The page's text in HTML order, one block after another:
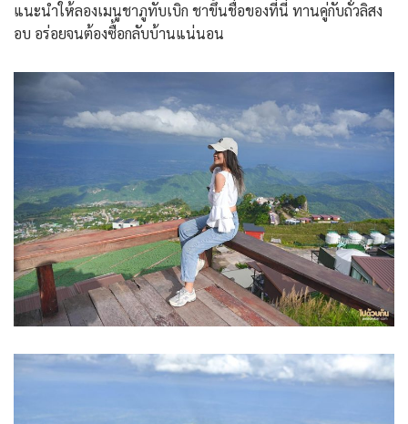
แนะนำให้ลองเมนูชาภูทับเบิก ชาขึ้นชื่อของที่นี่ ทานคู่กับถั่วลิสง
อบ อร่อยจนต้องซื้อกลับบ้านแน่นอน